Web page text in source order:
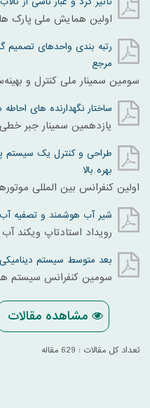
اولین همایش ملی پارک
رتبه بندی واحدهای تصمیم
مرجع
سومین سمینار ملی کنترل و
ساختار نگهدارنده های
یازدهمین سمینار جبر
طراحی و کنترل یک
بهره بالا
اولین کنفرانس بین المللی
شیر آب هوشمند و تصفیه آب
رویداد استادتاپ ویکند آب
بعد متوسط سیستم دینامیکی
سومين کنفرانس سيستم
مشاهده مقالات
تعداد کل مقالات : 629 مقاله